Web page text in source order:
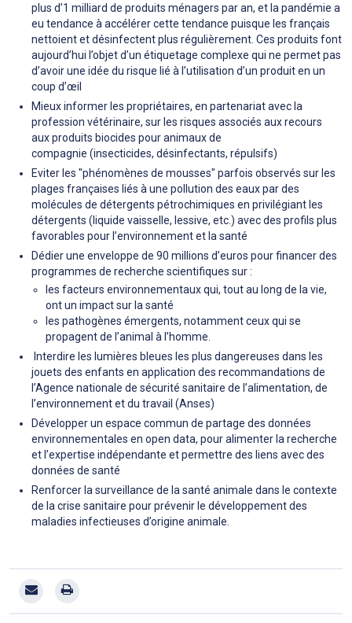
plus d’1 milliard de produits ménagers par an, et la pandémie a
eu tendance à accélérer cette tendance puisque les français
nettoient et désinfectent plus régulièrement. Ces produits font
aujourd’hui l’objet d’un étiquetage complexe qui ne permet pas
d’avoir une idée du risque lié à l’utilisation d’un produit en un
coup d’œil
Mieux informer les propriétaires, en partenariat avec la
profession vétérinaire, sur les risques associés aux recours
aux produits biocides pour animaux de
compagnie (insecticides, désinfectants, répulsifs)
Eviter les "phénomènes de mousses" parfois observés sur les
plages françaises liés à une pollution des eaux par des
molécules de détergents pétrochimiques en privilégiant les
détergents (liquide vaisselle, lessive, etc.) avec des profils plus
favorables pour l’environnement et la santé
Dédier une enveloppe de 90 millions d’euros pour financer des
programmes de recherche scientifiques sur :
les facteurs environnementaux qui, tout au long de la vie,
ont un impact sur la santé
les pathogènes émergents, notamment ceux qui se
propagent de l’animal à l’homme.
Interdire les lumières bleues les plus dangereuses dans les
jouets des enfants en application des recommandations de
l’Agence nationale de sécurité sanitaire de l’alimentation, de
l’environnement et du travail (Anses)
Développer un espace commun de partage des données
environnementales en open data, pour alimenter la recherche
et l’expertise indépendante et permettre des liens avec des
données de santé
Renforcer la surveillance de la santé animale dans le contexte
de la crise sanitaire pour prévenir le développement des
maladies infectieuses d’origine animale.